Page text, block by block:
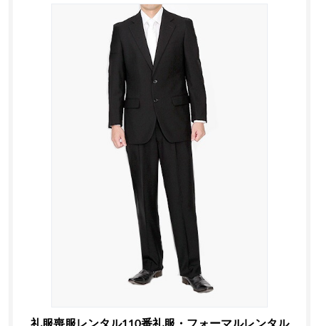
礼服喪服レンタル110番礼服・フォーマルレンタル